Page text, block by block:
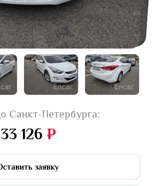
Санкт-Петербурга:
126 ₽
заявку